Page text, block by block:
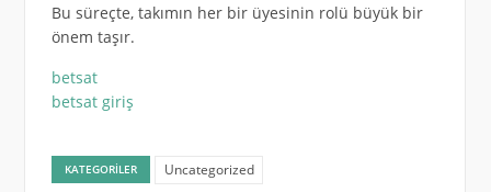
Bu süreçte, takımın her bir üyesinin rolü büyük bir
önem taşır.
betsat
betsat giriş
KATEGORILER Uncategorized